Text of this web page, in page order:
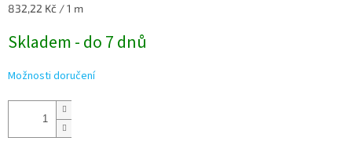
Měrná
832,22 Kč / 1 m
Skladem - do 7 dnů
Možnosti doručení